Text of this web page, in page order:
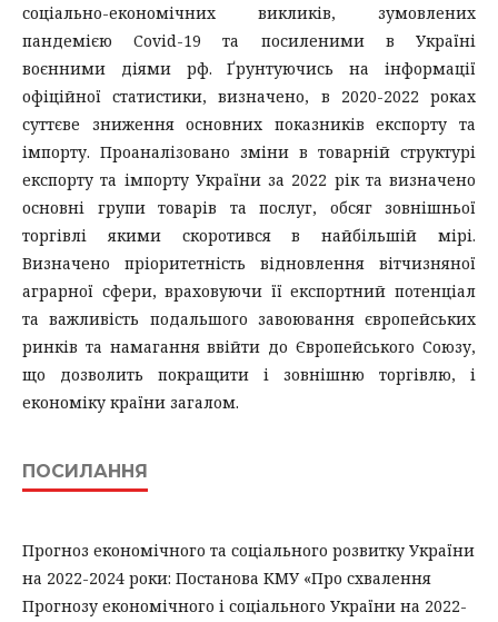
соціально-економічних викликів, зумовлених
пандемією Covid-19 та посиленими в Україні
воєнними діями рф. Ґрунтуючись на інформації
офіційної статистики, визначено, в 2020-2022 роках
суттєве зниження основних показників експорту та
імпорту. Проаналізовано зміни в товарній структурі
експорту та імпорту України за 2022 рік та визначено
основні групи товарів та послуг, обсяг зовнішньої
торгівлі якими скоротився в найбільшій мірі.
Визначено пріоритетність відновлення вітчизняної
аграрної сфери, враховуючи її експортний потенціал
та важливість подальшого завоювання європейських
ринків та намагання ввійти до Європейського Союзу,
що дозволить покращити і зовнішню торгівлю, і
економіку країни загалом.
ПОСИЛАННЯ
Прогноз економічного та соціального розвитку України
на 2022-2024 роки: Постанова КМУ «Про схвалення
Прогнозу економічного і соціального України на 2022-